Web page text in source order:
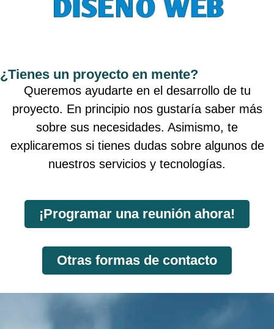
¿Tienes un proyecto en mente?
Queremos ayudarte en el desarrollo de tu
proyecto. En principio nos gustaría saber más
sobre sus necesidades. Asimismo, te
explicaremos si tienes dudas sobre algunos de
nuestros servicios y tecnologías.
¡Programar una reunión ahora!
Otras formas de contacto